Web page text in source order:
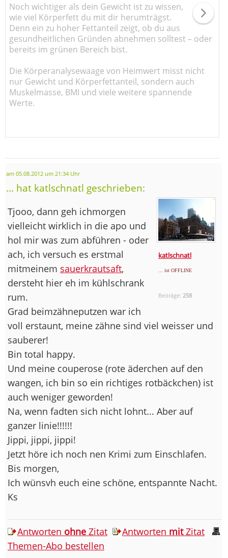
Noch wichtiger als dein Gewicht ist zu wissen,
wie viel Körperfett du mit dir herumträgst.
Denn ein zu hoher Fettanteil zeigt, ob du aus
gesundheitlichen Gründen abnehmen solltest – oder
bereits im grünen Bereich bist.
Die Körperanalysewaage von Heimwert misst nicht
nur Gewicht und Körperfettanteil, sondern auch
Muskelmasse, BMI und viele weitere spannende
Werte.
am 05.08.2012 um 21:34 Uhr
... hat katlschnatl geschrieben:
katlschnatl
... ist OFFLINE
Beiträge: 258
Tjooo, dann geh ichmorgen
vielleicht wirklich in die apo und
hol mir was zum abführen - oder
ach, ich versuch es erstmal
mitmeinem sauerkrautsaft,
dersteht hier eh im kühlschrank
rum.
Grad beimzähneputzen war ich
voll erstaunt, meine zähne sind viel weisser und
sauberer!
Bin total happy.
Und meine couperose (rote äderchen auf den
wangen, ich bin so ein richtiges rotbäckchen) ist
auch weniger geworden!
Na, wenn fadten sich nicht lohnt... Aber auf
ganzer linie!!!!!!
Jippi, jippi, jippi!
Jetzt höre ich noch nen Krimi zum Einschlafen.
Bis morgen,
Ich wünsvh euch eine schöne, entspannte Nacht.
Ks
Antworten ohne Zitat Antworten mitZitat
Themen-Abo bestellen